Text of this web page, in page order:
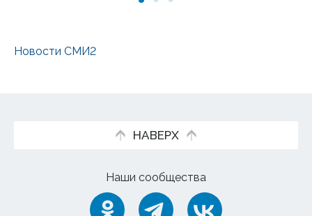
Новости СМИ2
НАВЕРХ
Наши сообщества